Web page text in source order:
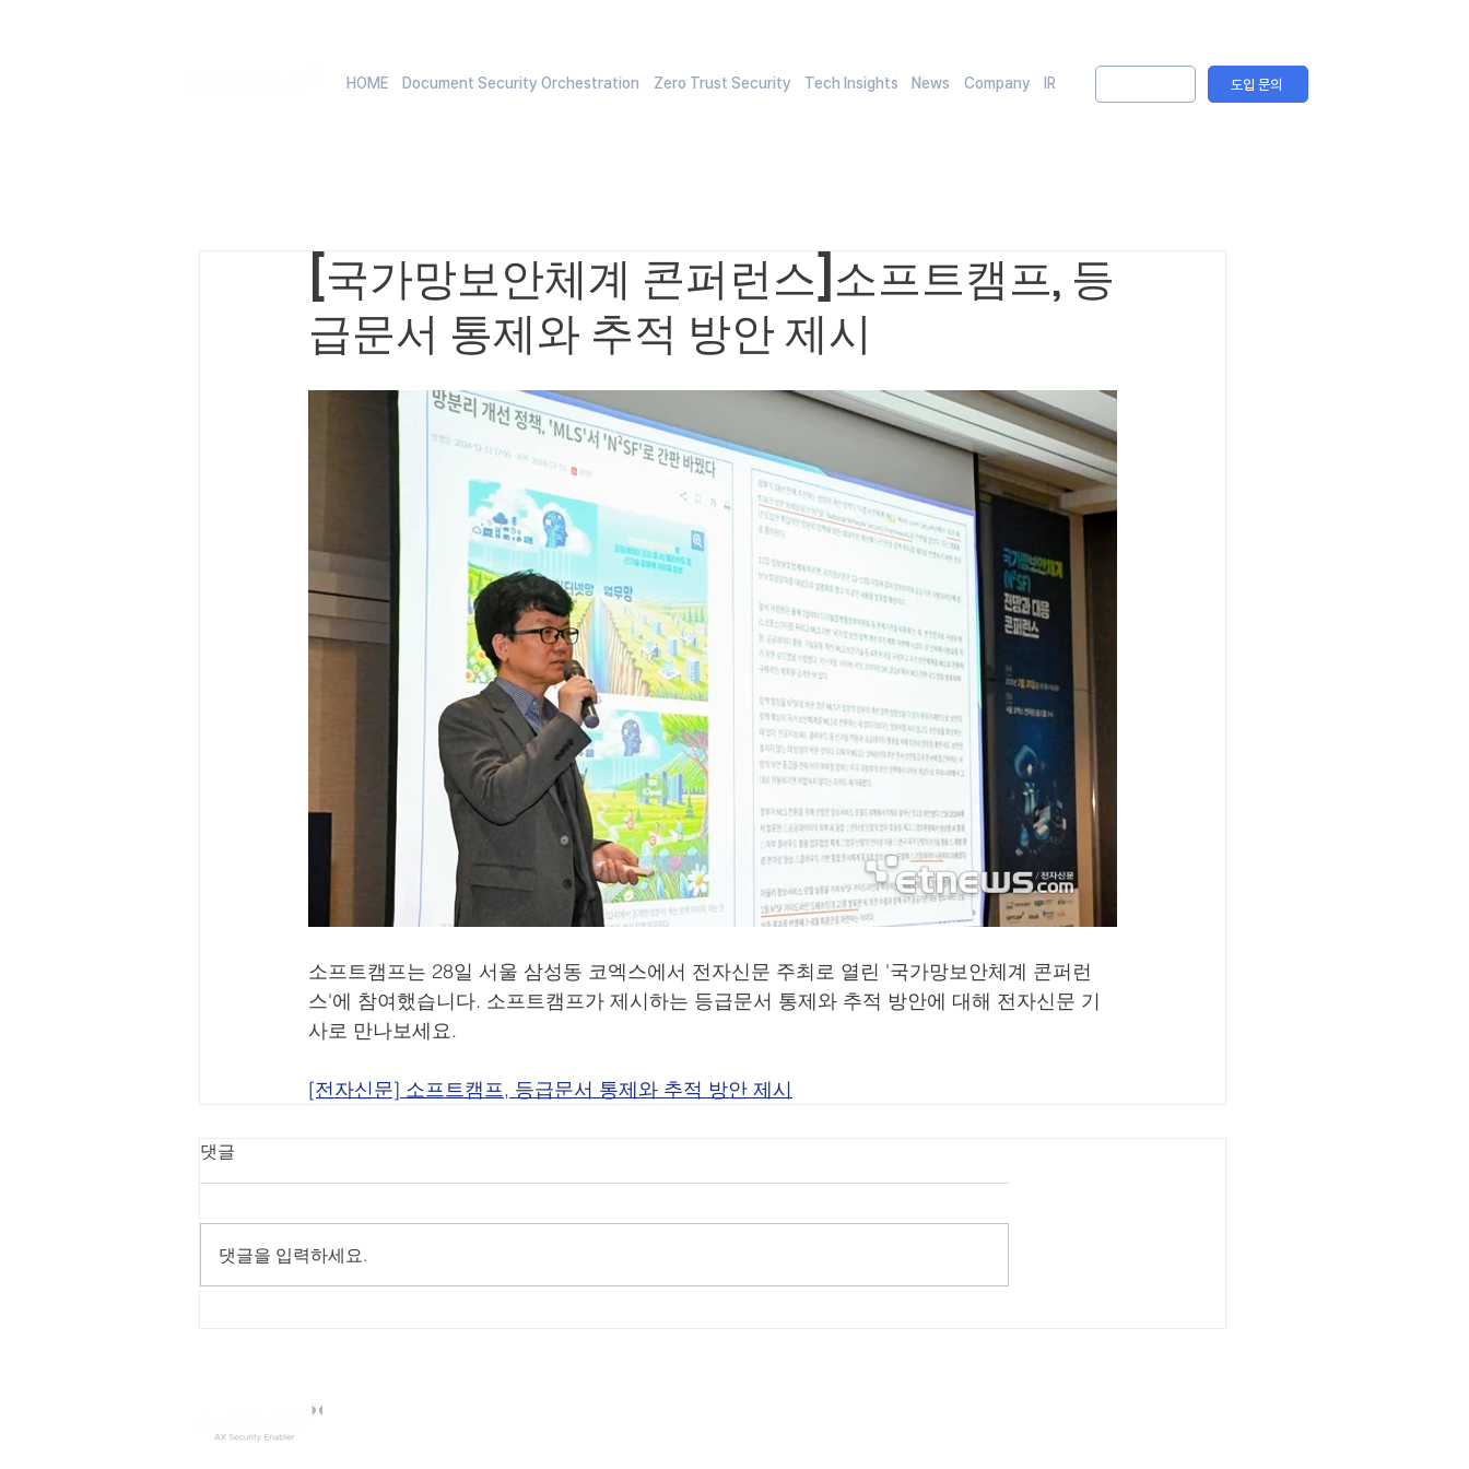
HOME Document Security Orchestration Zero Trust Security Tech Insights News Company IR 도입 문의
[국가망보안체계 콘퍼런스]소프트캠프, 등
급문서 통제와 추적 방안 제시
소프트캠프는 28일 서울 삼성동 코엑스에서 전자신문 주최로 열린 '국가망보안체계 콘퍼런
스'에 참여했습니다. 소프트캠프가 제시하는 등급문서 통제와 추적 방안에 대해 전자신문 기
사로 만나보세요.
[전자신문] 소프트캠프, 등급문서 통제와 추적 방안 제시
댓글
댓글을 입력하세요.